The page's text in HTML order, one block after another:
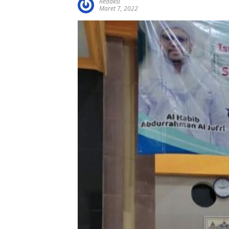
Maret 7, 2022